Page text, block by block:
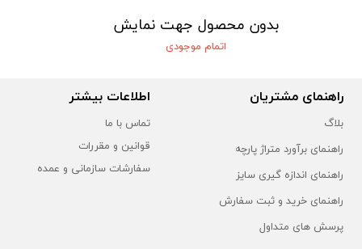
بدون محصول جهت نمایش
اتمام موجودی
راهنمای مشتریان
بلاگ
راهنمای برآورد متراژ پارچه
راهنمای اندازه گیری سایز
راهنمای خرید و ثبت سفارش
پرسش های متداول
اطلاعات بیشتر
تماس با ما
قوانین و مقررات
سفارشات سازمانی و عمده